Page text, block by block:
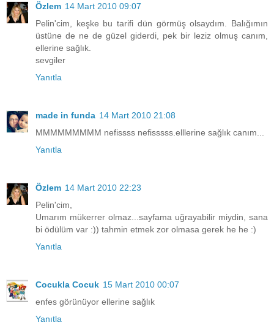
Özlem 14 Mart 2010 09:07
Pelin'cim, keşke bu tarifi dün görmüş olsaydım. Balığımın
üstüne de ne de güzel giderdi, pek bir leziz olmuş canım,
ellerine sağlık.
sevgiler
Yanıtla
made in funda 14 Mart 2010 21:08
MMMMMMMMM nefissss nefisssss.elllerine sağlık canım...
Yanıtla
Özlem 14 Mart 2010 22:23
Pelin'cim,
Umarım mükerrer olmaz...sayfama uğrayabilir miydin, sana
bi ödülüm var :)) tahmin etmek zor olmasa gerek he he :)
Yanıtla
Cocukla Cocuk 15 Mart 2010 00:07
enfes görünüyor ellerine sağlık
Yanıtla